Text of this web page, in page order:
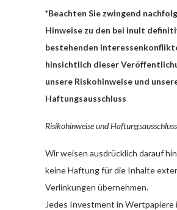
*Beachten Sie zwingend
Hinweise zu den bei inult
bestehenden
hinsichtlich dieser
unsere Riskohinweise und
Haftungsausschluss
Risikohinweise und Haftungsausschluss
Wir weisen ausdrücklich darauf
keine Haftung für die Inhalte
Verlinkungen übernehmen.
Jedes Investment in Wertpapiere